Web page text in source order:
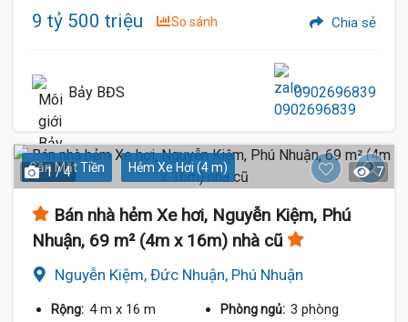
9 tỷ 500 triệu So sánh Chia sẻ
Bảy BĐS 0902696839
Gần Mặt Tiền Hẻm Xe Hơi (4 m)
1 / 4 7
Bán nhà hẻm Xe hơi, Nguyễn Kiệm, Phú
Nhuận, 69 m² (4m x 16m) nhà cũ
Nguyễn Kiệm, Đức Nhuận, Phú Nhuận
Rộng: 4 m x 16 m Phòng ngủ: 3 phòng